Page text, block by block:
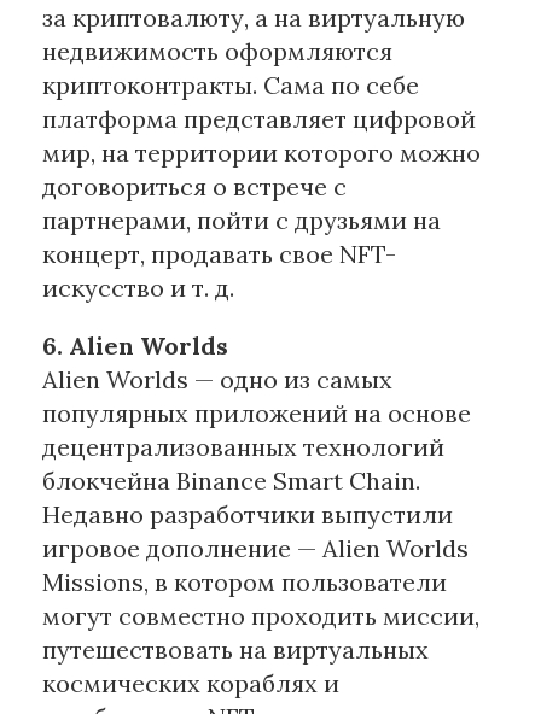
за криптовалюту, а на виртуальную
недвижимость оформляются
криптоконтракты. Сама по себе
платформа представляет цифровой
мир, на территории которого можно
договориться о встрече с
партнерами, пойти с друзьями на
концерт, продавать свое NFT-
искусство и т. д.
6. Alien Worlds
Alien Worlds — одно из самых
популярных приложений на основе
децентрализованных технологий
блокчейна Binance Smart Chain.
Недавно разработчики выпустили
игровое дополнение — Alien Worlds
Missions, в котором пользователи
могут совместно проходить миссии,
путешествовать на виртуальных
космических кораблях и